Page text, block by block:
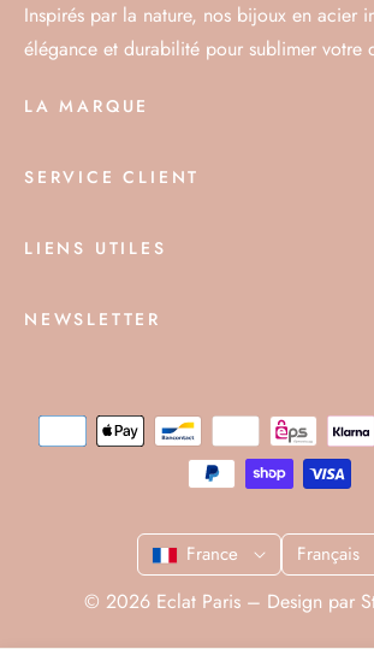
Inspirés par la nature, nos bijoux en acier
élégance et durabilité pour sublimer votre
LA MARQUE
SERVICE CLIENT
LIENS UTILES
NEWSLETTER
France Français
© 2026 Eclat Paris – Design par